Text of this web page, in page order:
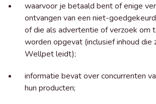
waarvoor je betaald bent of enige
ontvangen van een niet-
of die als advertentie of verzoek om
worden opgevat (inclusief inhoud die
Wellpet leidt);
informatie bevat over concurrenten
hun producten;